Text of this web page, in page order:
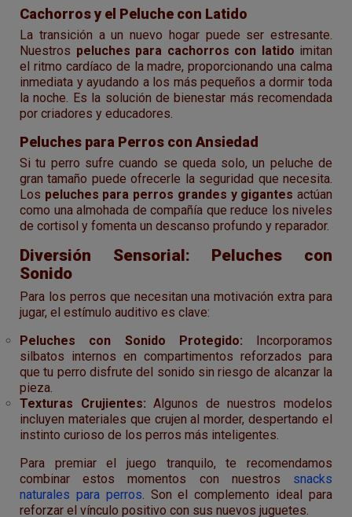
Cachorros y el Peluche con Latido
La transición a un nuevo hogar puede ser estresante.
Nuestros peluches para cachorros con latido imitan
el ritmo cardíaco de la madre, proporcionando una calma
inmediata y ayudando a los más pequeños a dormir toda
la noche. Es la solución de bienestar más recomendada
por criadores y educadores.
Peluches para Perros con Ansiedad
Si tu perro sufre cuando se queda solo, un peluche de
gran tamaño puede ofrecerle la seguridad que necesita.
Los peluches para perros grandes y gigantes actúan
como una almohada de compañía que reduce los niveles
de cortisol y fomenta un descanso profundo y reparador.
Diversión Sensorial: Peluches con
Sonido
Para los perros que necesitan una motivación extra para
jugar, el estímulo auditivo es clave:
Peluches con Sonido Protegido: Incorporamos
silbatos internos en compartimentos reforzados para
que tu perro disfrute del sonido sin riesgo de alcanzar la
pieza.
Texturas Crujientes: Algunos de nuestros modelos
incluyen materiales que crujen al morder, despertando el
instinto curioso de los perros más inteligentes.
Para premiar el juego tranquilo, te recomendamos
combinar estos momentos con nuestros snacks
naturales para perros. Son el complemento ideal para
reforzar el vínculo positivo con sus nuevos juguetes.